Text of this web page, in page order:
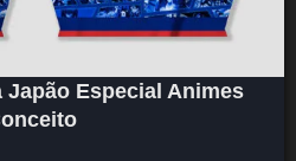
Japão Especial Animes